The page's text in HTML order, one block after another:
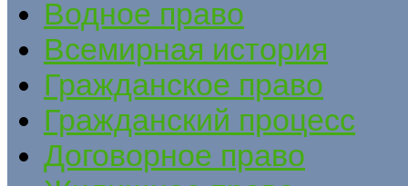
Водное право
Всемирная история
Гражданское право
Гражданский процесс
Договорное право